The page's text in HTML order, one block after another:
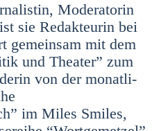
Mode­ra­to­rin
sie Redak­teu­rin bei
gemein­sam mit dem
und Thea­ter” zum
von der monat­li­
im Miles Smi­les,